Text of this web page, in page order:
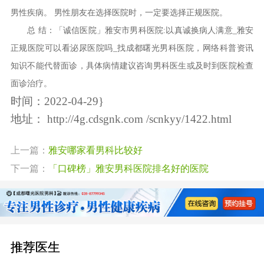
男性疾病。 男性朋友在选择医院时，一定要选择正规医院。
总 结：「诚信医院」雅安市男科医院:以真诚换病人满意_雅安
正规医院可以看泌尿医院吗_找成都曙光男科医院，网络科普资讯
知识不能代替面诊，具体病情建议咨询男科医生或及时到医院检查
面诊治疗。
时间：2022-04-29}
地址：
http://4g.cdsgnk.com /scnkyy/1422.html
上一篇： 雅安哪家看男科比较好
下一篇：
「口碑榜」雅安男科医院排名好的医院
推荐医生